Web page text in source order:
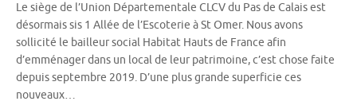
Le siège de l’Union Départementale CLCV du Pas de Calais est
désormais sis 1 Allée de l’Escoterie à St Omer. Nous avons
sollicité le bailleur social Habitat Hauts de France afin
d’emménager dans un local de leur patrimoine, c’est chose faite
depuis septembre 2019. D’une plus grande superficie ces
nouveaux…